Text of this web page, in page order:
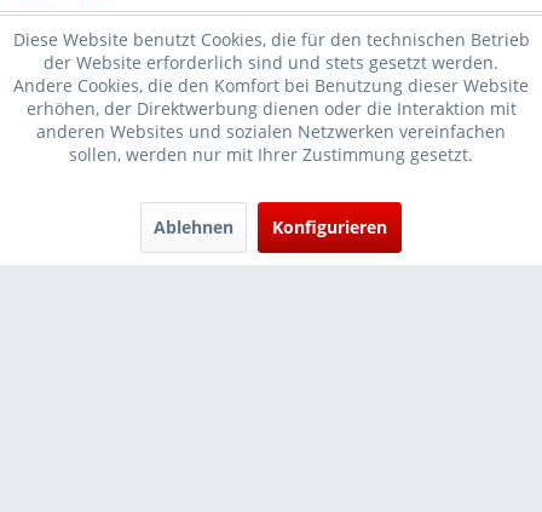
* Verkauf nur an Unternehmer, Gewerbetreibende, Freiberufler und
öffentliche Institutionen, daher verstehen sich alle Preise zzgl.
nicht anders beschrieben
Diese Website benutzt Cookies, die für den technischen Betrieb
der Website erforderlich sind und stets gesetzt werden.
Andere Cookies, die den Komfort bei Benutzung dieser Website
erhöhen, der Direktwerbung dienen oder die Interaktion mit
anderen Websites und sozialen Netzwerken vereinfachen
sollen, werden nur mit Ihrer Zustimmung gesetzt.
Ablehnen Konfigurieren